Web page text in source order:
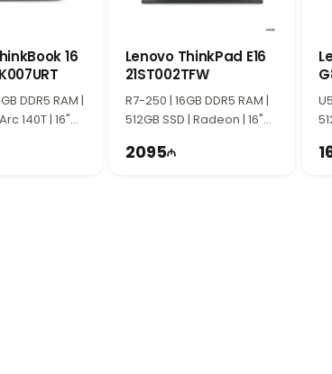
дизайном, прочной конструкцией и
делают ноутбук отличным выбором для офиса, учёбы
пользователей, которым необходим надёжный
512GB SSD и графики Intel Iris обеспечивает
10:00 до 19:00.
товару, вы можете обратиться к нам через онлайн-чат
нами через WhatsApp. Мы стараемся отвечать на все
Будем рады видеть вас в нашем магазине.
16
DDR5 RAM |
140T | 16"
Lenovo ThinkPad E16
21ST002TFW
R7-250 | 16GB DDR5 RAM |
512GB SSD | Radeon | 16"
2095